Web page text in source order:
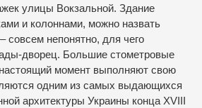
улицы Вокзальной. Здание
и колоннами, можно назвать
совсем непонятно, для чего
дворец. Большие стометровые
момент выполняют свою
одним из самых выдающихся
архитектуры Украины конца ХVІІІ